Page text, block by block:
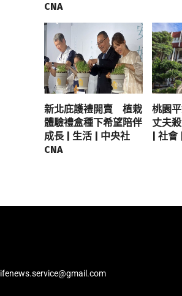
CNA
新北庇護禮開賣 植栽
體驗禮盒種下希望陪伴
成長 | 生活 | 中央社
CNA
桃園
丈夫
| 社
lifenews.service@gmail.com